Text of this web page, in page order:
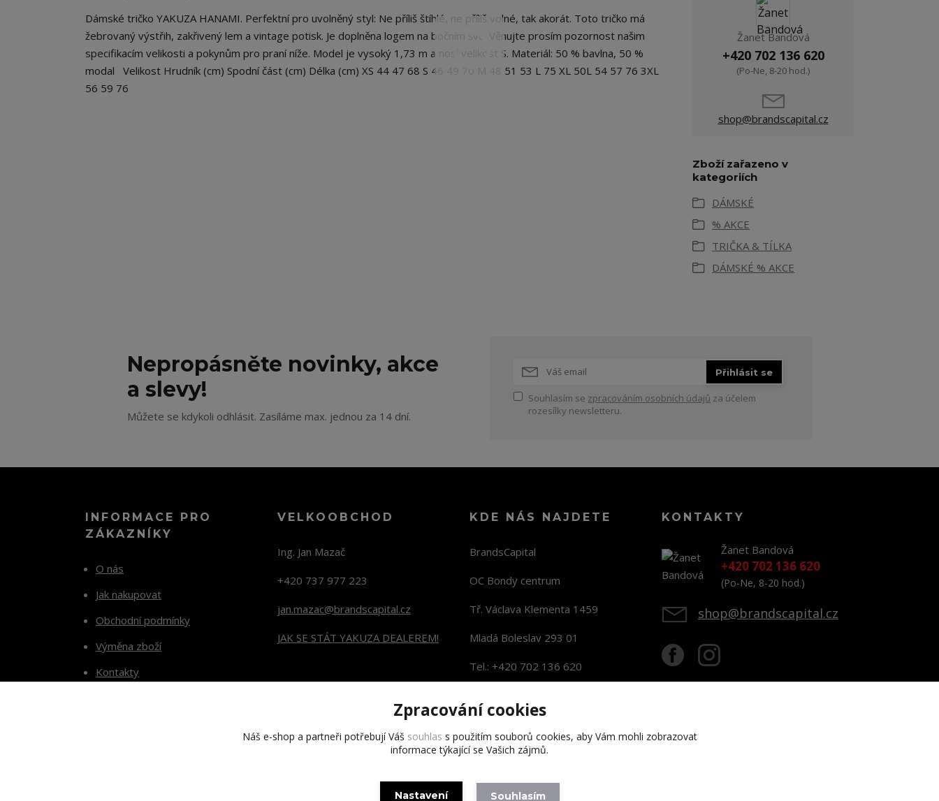
Dámské tričko YAKUZA HANAMI. Perfektní pro uvolněný styl: Ne příliš štíhlé, ne příliš volné, tak akorát. Toto tričko má
žebrovaný výstřih, zakřivený lem a vintage potisk. Je doplněna logem na bočním švu. Věnujte prosím pozornost našim
specifikacím velikosti a pokynům pro praní níže. Model je vysoký 1,73 m a nosí velikost S. Materiál: 50 % bavlna, 50 %
modal Velikost Hrudník (cm) Spodní část (cm) Délka (cm) XS 44 47 68 S 46 49 70 M 48 51 53 L 75 XL 50L 54 57 76 3XL
56 59 76
Žanet Bandová
+420 702 136 620
(Po-Ne, 8-20 hod.)
shop@brandscapital.cz
Zboží zařazeno v
kategoriích
DÁMSKÉ
% AKCE
TRIČKA & TÍLKA
DÁMSKÉ % AKCE
Nepropásněte novinky, akce
a slevy!
Můžete se kdykoli odhlásit. Zasíláme max. jednou za 14 dní.
Přihlásit se
Souhlasím se zpracováním osobních údajů za účelem
rozesílky newsletteru.
INFORMACE PRO
ZÁKAZNÍKY
O nás
Jak nakupovat
Obchodní podmínky
Výměna zboží
Kontakty
VELKOOBCHOD
Ing. Jan Mazač
+420 737 977 223
jan.mazac@brandscapital.cz
JAK SE STÁT YAKUZA DEALEREM!
KDE NÁS NAJDETE
BrandsCapital
OC Bondy centrum
Tř. Václava Klementa 1459
Mladá Boleslav 293 01
Tel.: +420 702 136 620
KONTAKTY
Žanet Bandová
+420 702 136 620
(Po-Ne, 8-20 hod.)
shop@brandscapital.cz
Copyright 2020 BrandsCapital s.r.o.
Zpracování cookies
Náš e-shop a partneři potřebují Váš souhlas s použitím souborů cookies, aby Vám mohli zobrazovat
informace týkající se Vašich zájmů.
Nastavení Souhlasím